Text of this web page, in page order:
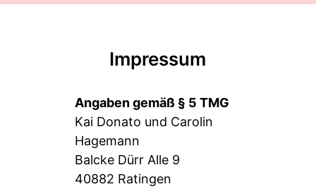
Impressum
Angaben gemäß § 5 TMG
Kai Donato und Carolin
Hagemann
Balcke Dürr Alle 9
40882 Ratingen